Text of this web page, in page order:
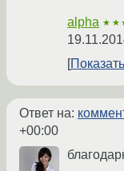
alpha
Ответ на:
+00:00